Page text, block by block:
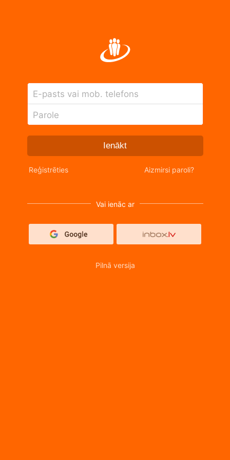
E-pasts vai mob. telefons
Parole
Ienākt
Reģistrēties Aizmirsi paroli?
Vai ienāc ar
Pilnā versija